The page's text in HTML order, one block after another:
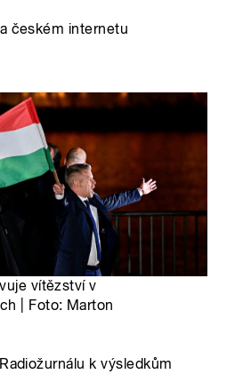
českém internetu
vítězství v
| Foto: Marton
k výsledkům